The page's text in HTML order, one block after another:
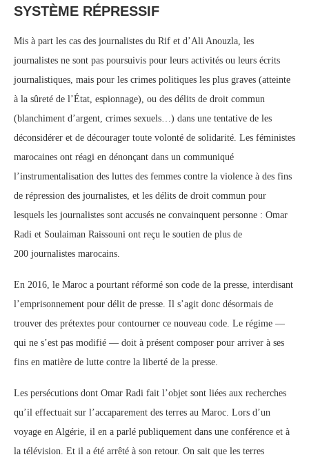
SYSTÈME RÉPRESSIF
Mis à part les cas des journalistes du Rif et d’Ali Anouzla, les
journalistes ne sont pas poursuivis pour leurs activités ou leurs écrits
journalistiques, mais pour les crimes politiques les plus graves (atteinte
à la sûreté de l’État, espionnage), ou des délits de droit commun
(blanchiment d’argent, crimes sexuels…) dans une tentative de les
déconsidérer et de décourager toute volonté de solidarité. Les féministes
marocaines ont réagi en dénonçant dans un communiqué
l’instrumentalisation des luttes des femmes contre la violence à des fins
de répression des journalistes, et les délits de droit commun pour
lesquels les journalistes sont accusés ne convainquent personne : Omar
Radi et Soulaiman Raissouni ont reçu le soutien de plus de
200 journalistes marocains.
En 2016, le Maroc a pourtant réformé son code de la presse, interdisant
l’emprisonnement pour délit de presse. Il s’agit donc désormais de
trouver des prétextes pour contourner ce nouveau code. Le régime —
qui ne s’est pas modifié — doit à présent composer pour arriver à ses
fins en matière de lutte contre la liberté de la presse.
Les persécutions dont Omar Radi fait l’objet sont liées aux recherches
qu’il effectuait sur l’accaparement des terres au Maroc. Lors d’un
voyage en Algérie, il en a parlé publiquement dans une conférence et à
la télévision. Et il a été arrêté à son retour. On sait que les terres